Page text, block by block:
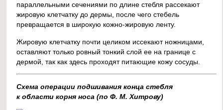
параллельными сечениями по длине стебля рассекают
жировую клетчатку до дермы, после чего стебель
превращается в широкую кожно-жировую ленту.
Жировую клетчатку почти целиком иссекают ножницами,
оставляют только ровный тонкий слой ее на границе с
дермой, так как здесь проходят питающие кожу сосуды.
Схема операции подшивания конца стебля
к области корня носа (по Ф. М. Хитрову)